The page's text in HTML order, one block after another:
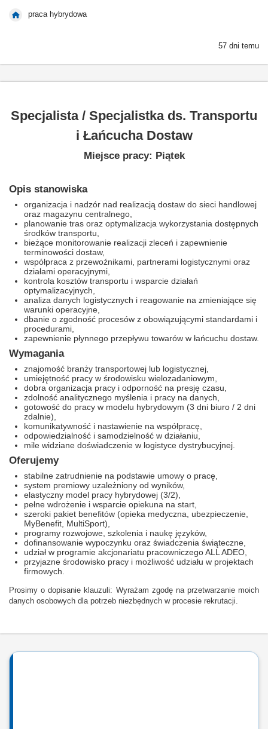
praca hybrydowa
57 dni temu
Specjalista / Specjalistka ds. Transportu
i Łańcucha Dostaw
Miejsce pracy: Piątek
Opis stanowiska
organizacja i nadzór nad realizacją dostaw do sieci handlowej
oraz magazynu centralnego,
planowanie tras oraz optymalizacja wykorzystania dostępnych
środków transportu,
bieżące monitorowanie realizacji zleceń i zapewnienie
terminowości dostaw,
współpraca z przewoźnikami, partnerami logistycznymi oraz
działami operacyjnymi,
kontrola kosztów transportu i wsparcie działań
optymalizacyjnych,
analiza danych logistycznych i reagowanie na zmieniające się
warunki operacyjne,
dbanie o zgodność procesów z obowiązującymi standardami i
procedurami,
zapewnienie płynnego przepływu towarów w łańcuchu dostaw.
Wymagania
znajomość branży transportowej lub logistycznej,
umiejętność pracy w środowisku wielozadaniowym,
dobra organizacja pracy i odporność na presję czasu,
zdolność analitycznego myślenia i pracy na danych,
gotowość do pracy w modelu hybrydowym (3 dni biuro / 2 dni
zdalnie),
komunikatywność i nastawienie na współpracę,
odpowiedzialność i samodzielność w działaniu,
mile widziane doświadczenie w logistyce dystrybucyjnej.
Oferujemy
stabilne zatrudnienie na podstawie umowy o pracę,
system premiowy uzależniony od wyników,
elastyczny model pracy hybrydowej (3/2),
pełne wdrożenie i wsparcie opiekuna na start,
szeroki pakiet benefitów (opieka medyczna, ubezpieczenie,
MyBenefit, MultiSport),
programy rozwojowe, szkolenia i naukę języków,
dofinansowanie wypoczynku oraz świadczenia świąteczne,
udział w programie akcjonariatu pracowniczego ALL ADEO,
przyjazne środowisko pracy i możliwość udziału w projektach
firmowych.
Prosimy o dopisanie klauzuli: Wyrażam zgodę na przetwarzanie moich
danych osobowych dla potrzeb niezbędnych w procesie rekrutacji.